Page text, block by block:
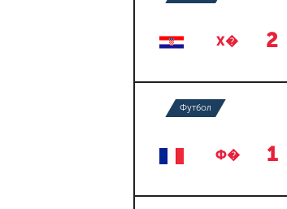
Х� 2
Футбол
Ф� 1